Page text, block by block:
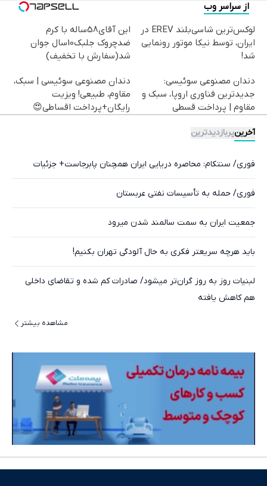
از سراسر وب
لوکس‌ترین شاسی‌بلند EREV در
ایران، توسط نیکا موتور رونمایی
شد!
این آقای58ساله با کرم
ضدچروک جلبک10سال جوان
شد(سفارش با تخفیف)
دندان مصنوعی سوئیسی:
جدیدترین فناوری اروپا، سبک و
مقاوم | پرداخت قسطی
دندان مصنوعی سوئیسی | سبک،
مقاوم، طبیعی! ویزیت
رایگان+پرداخت اقساطی😍
آخرینپربازدیدترین
فوری/ سنتکام: محاصره دریایی ایران همچنان پابرجاست+ جزئیات
فوری/ حمله به تأسیسات نفتی عربستان
جمعیت ایران به سمت سالمند شدن میرود
باید هرچه سریعتر فکری به حال آلودگی تهران بکنیم!
لبنیات روز به روز گران‌تر میشود/ صادرات کم شده و تقاضای داخلی
هم کاهش یافته
مشاهده بیشتر